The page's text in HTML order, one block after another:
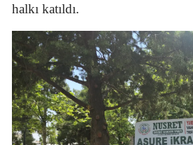
halkı katıldı.